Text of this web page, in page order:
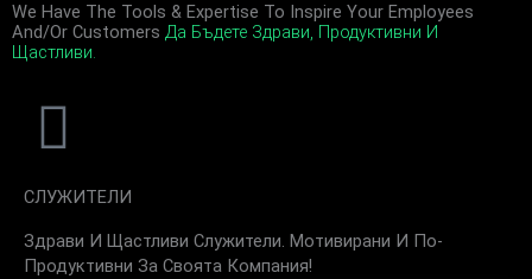
We Have The Tools & Expertise To Inspire Your Employees
And/or Customers Да Бъдете Здрави, Продуктивни И
Щастливи.
СЛУЖИТЕЛИ
Здрави И Щастливи Служители. Мотивирани И По-
Продуктивни За Своята Компания!